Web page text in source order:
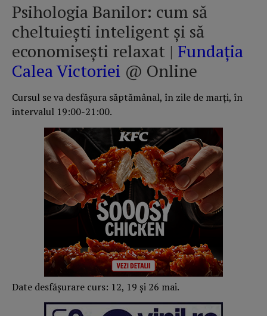
Psihologia Banilor: cum să
cheltuieşti inteligent şi să
economiseşti relaxat | Fundația
Calea Victoriei @ Online
Cursul se va desfăşura săptămânal, în zile de marţi, în
intervalul 19:00-21:00.
Date desfăşurare curs: 12, 19 şi 26 mai.